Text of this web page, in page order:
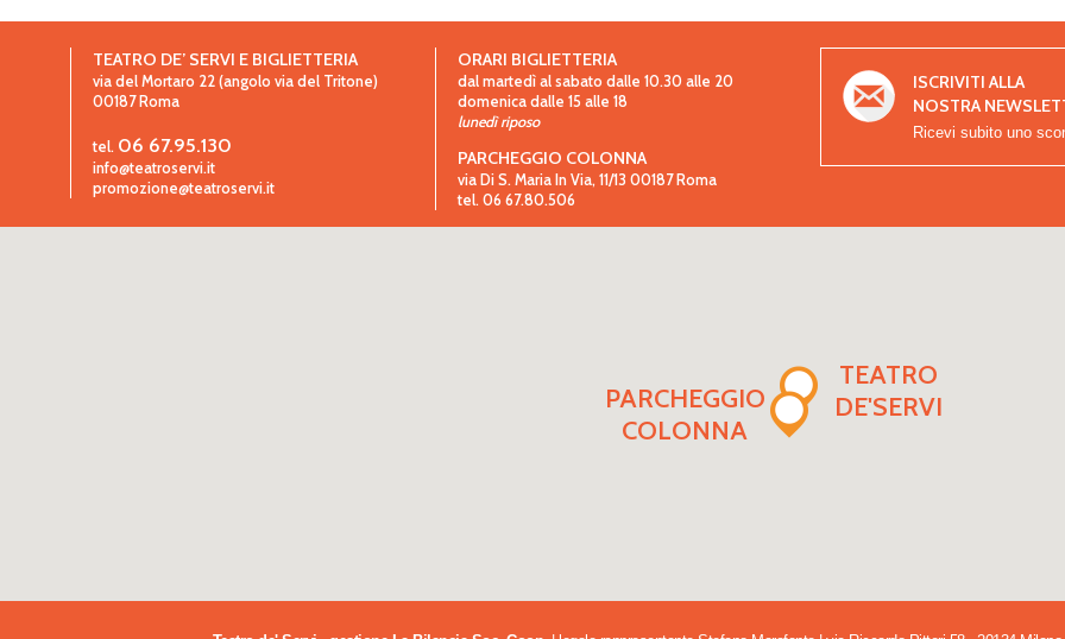
TEATRO DE’ SERVI E BIGLIETTERIA
via del Mortaro 22 (angolo via del Tritone)
00187 Roma
tel. 06 67.95.130
info@teatroservi.it
promozione@teatroservi.it
ORARI BIGLIETTERIA
dal martedì al sabato dalle 10.30 alle 20
domenica dalle 15 alle 18
lunedì riposo
PARCHEGGIO COLONNA
via Di S. Maria In Via, 11/13 00187 Roma
tel. 06 67.80.506
ISCRIVITI ALLA
NOSTRA
Ricevi subito uno
TEATRO
DE'SERVI
PARCHEGGIO
COLONNA